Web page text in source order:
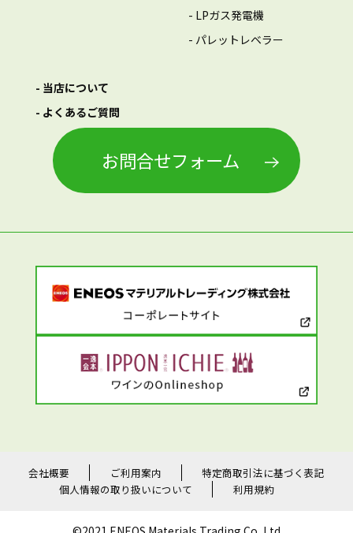
- LPガス発電機
- パレットレベラー
- 当店について
- よくあるご質問
お問合せフォーム
会社概要 ご利用案内
特定商取引法に基づく表記
個人情報の取り扱いについて
利用規約